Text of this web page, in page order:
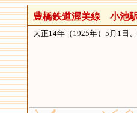
豊橋鉄道渥美線 小池
大正14年（1925年）5月1日